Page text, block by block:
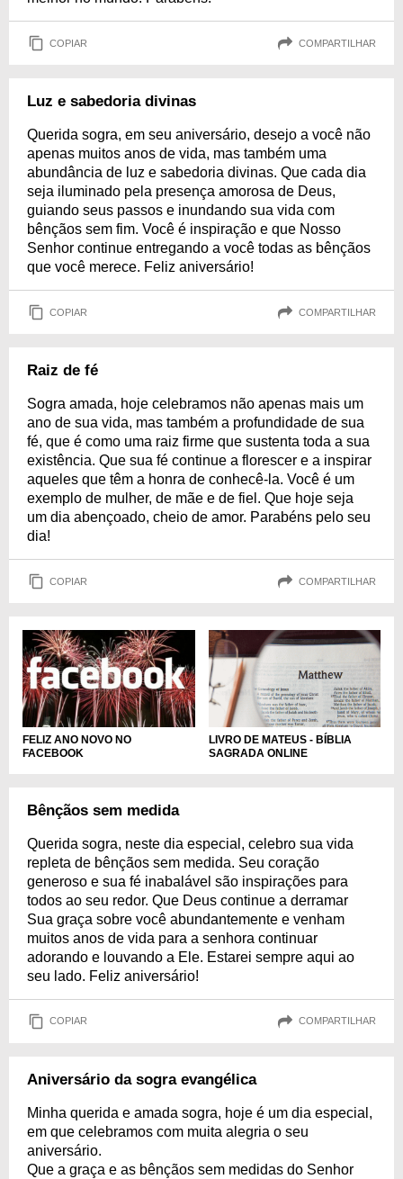
COPIAR COMPARTILHAR
Luz e sabedoria divinas
Querida sogra, em seu aniversário, desejo a você não
apenas muitos anos de vida, mas também uma
abundância de luz e sabedoria divinas. Que cada dia
seja iluminado pela presença amorosa de Deus,
guiando seus passos e inundando sua vida com
bênçãos sem fim. Você é inspiração e que Nosso
Senhor continue entregando a você todas as bênçãos
que você merece. Feliz aniversário!
COPIAR COMPARTILHAR
Raiz de fé
Sogra amada, hoje celebramos não apenas mais um
ano de sua vida, mas também a profundidade de sua
fé, que é como uma raiz firme que sustenta toda a sua
existência. Que sua fé continue a florescer e a inspirar
aqueles que têm a honra de conhecê-la. Você é um
exemplo de mulher, de mãe e de fiel. Que hoje seja
um dia abençoado, cheio de amor. Parabéns pelo seu
dia!
COPIAR COMPARTILHAR
FELIZ ANO NOVO NO
FACEBOOK
LIVRO DE MATEUS - BÍBLIA
SAGRADA ONLINE
Bênçãos sem medida
Querida sogra, neste dia especial, celebro sua vida
repleta de bênçãos sem medida. Seu coração
generoso e sua fé inabalável são inspirações para
todos ao seu redor. Que Deus continue a derramar
Sua graça sobre você abundantemente e venham
muitos anos de vida para a senhora continuar
adorando e louvando a Ele. Estarei sempre aqui ao
seu lado. Feliz aniversário!
COPIAR COMPARTILHAR
Aniversário da sogra evangélica
Minha querida e amada sogra, hoje é um dia especial,
em que celebramos com muita alegria o seu
aniversário.
Que a graça e as bênçãos sem medidas do Senhor